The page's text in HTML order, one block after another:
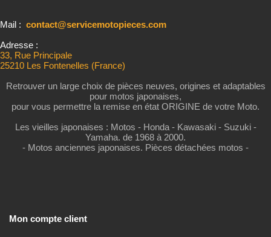
Mail : contact@servicemotopieces.com
Adresse :
33, Rue Principale
25210 Les Fontenelles (France)
Retrouver un large choix de pièces neuves, origines et adaptables
pour motos japonaises,
pour vous permettre la remise en état ORIGINE de votre Moto.
Les vieilles japonaises : Motos - Honda - Kawasaki - Suzuki -
Yamaha. de 1968 à 2000.
- Motos anciennes japonaises. Pièces détachées motos -
Mon compte client